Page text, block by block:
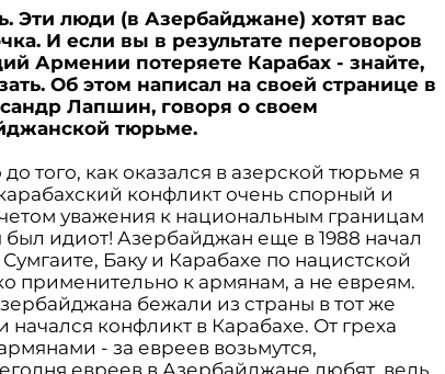
Эти люди (в Азербайджане) хотят вас
И если вы в результате переговоров
Армении потеряете Карабах - знайте,
Об этом написал на своей странице в
Лапшин, говоря о своем
тюрьме.
того, как оказался в азерской тюрьме я
конфликт очень спорный и
уважения к национальным границам
идиот! Азербайджан еще в 1988 начал
Баку и Карабахе по нацистской
применительно к армянам, а не евреям.
бежали из страны в тот же
конфликт в Карабахе. От греха
- за евреев возьмутся,
евреев в Азербайджане любят, ведь